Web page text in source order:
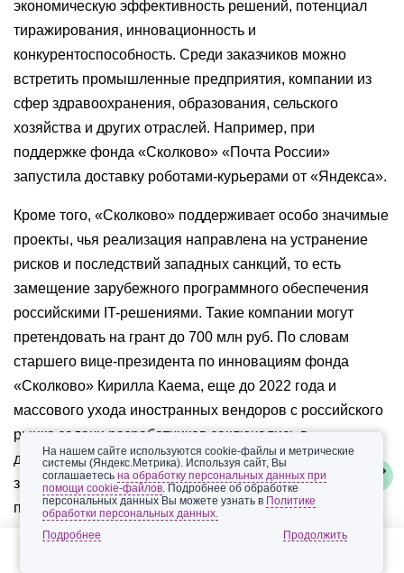
экономическую эффективность решений, потенциал
тиражирования, инновационность и
конкурентоспособность. Среди заказчиков можно
встретить промышленные предприятия, компании из
сфер здравоохранения, образования, сельского
хозяйства и других отраслей. Например, при
поддержке фонда «Сколково» «Почта России»
запустила доставку роботами-курьерами от «Яндекса».
Кроме того, «Сколково» поддерживает особо значимые
проекты, чья реализация направлена на устранение
рисков и последствий западных санкций, то есть
замещение зарубежного программного обеспечения
российскими IT-решениями. Такие компании могут
претендовать на грант до 700 млн руб. По словам
старшего вице-президента по инновациям фонда
«Сколково» Кирилла Каема, еще до 2022 года и
массового ухода иностранных вендоров с российского
рынка задачи разработчиков заключались в
донастройке и создании ПО для решения конкретных
задач — и компетенции экспертов росли
преимущественно в этом направлении. «Сейчас нам
нужно изменить существующие меры поддержки и
На нашем сайте используются cookie-файлы и метрические
системы (Яндекс.Метрика). Используя сайт, Вы
соглашаетесьна обработку персональных данных при
помощи cookie-файлов. Подробнее об обработке
персональных данных Вы можете узнать в Политике
обработки персональных данных.
Подробнее